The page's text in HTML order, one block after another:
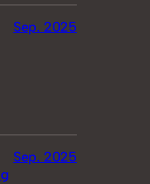
Sep. 2025
Sep. 2025